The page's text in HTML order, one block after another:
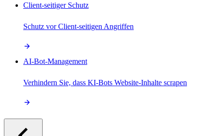
Client-seitiger Schutz
Schutz vor Client-seitigen Angriffen
AI-Bot-Management
Verhindern Sie, dass KI-Bots Website-Inhalte scrapen